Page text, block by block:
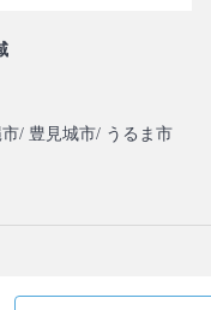
/ 豊見城市/ うるま市